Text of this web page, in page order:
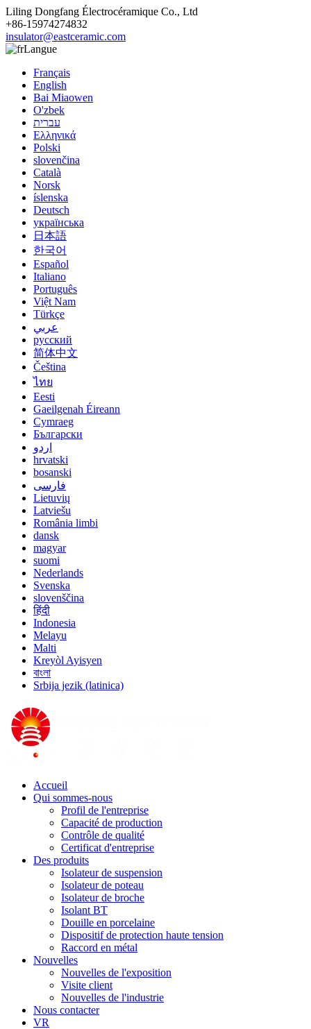
Liling Dongfang Électrocéramique Co., Ltd
+86-15974274832
insulator@eastceramic.com
Langue
Français
English
Bai Miaowen
O'zbek
עברית
Ελληνικά
Polski
slovenčina
Català
Norsk
íslenska
Deutsch
українська
日本語
한국어
Español
Italiano
Português
Việt Nam
Türkçe
عربي
русский
简体中文
Čeština
ไทย
Eesti
Gaeilgenah Éireann
Cymraeg
Български
اردو
hrvatski
bosanski
فارسی
Lietuvių
Latviešu
România limbi
dansk
magyar
suomi
Nederlands
Svenska
slovenščina
हिंदी
Indonesia
Melayu
Malti
Kreyòl Ayisyen
বাংলা
Srbija jezik (latinica)
Accueil
Qui sommes-nous
Profil de l'entreprise
Capacité de production
Contrôle de qualité
Certificat d'entreprise
Des produits
Isolateur de suspension
Isolateur de poteau
Isolateur de broche
Isolant BT
Douille en porcelaine
Dispositif de protection haute tension
Raccord en métal
Nouvelles
Nouvelles de l'exposition
Visite client
Nouvelles de l'industrie
Nous contacter
VR